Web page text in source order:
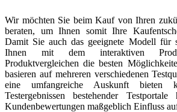
Wir möchten Sie beim Kauf von Ihren
beraten, um Ihnen somit Ihre
Damit Sie auch das geeignete Modell für
Ihnen mit dem interaktiven
Produktvergleichen die besten
basieren auf mehreren verschiedenen
eine umfangreiche Auskunft bieten
Testergebnissen bestehender
Kundenbewertungen maßgeblich Einfluss